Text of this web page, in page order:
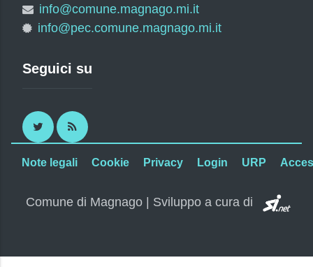
info@comune.magnago.mi.it
info@pec.comune.magnago.mi.it
Seguici su
Twitter RSS
Note legali Cookie Privacy Login URP
Comune di Magnago | Sviluppo a cura di